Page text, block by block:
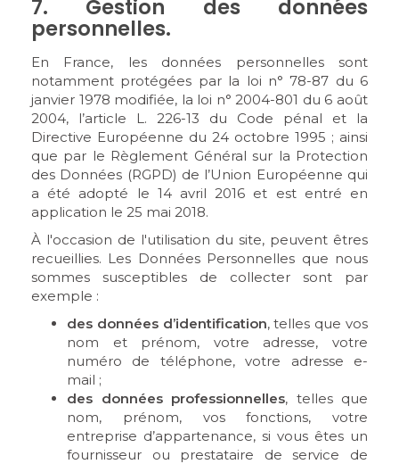
7. Gestion des données
personnelles.
En France, les données personnelles sont
notamment protégées par la loi n° 78-87 du 6
janvier 1978 modifiée, la loi n° 2004-801 du 6 août
2004, l’article L. 226-13 du Code pénal et la
Directive Européenne du 24 octobre 1995 ; ainsi
que par le Règlement Général sur la Protection
des Données (RGPD) de l’Union Européenne qui
a été adopté le 14 avril 2016 et est entré en
application le 25 mai 2018.
À l'occasion de l'utilisation du site, peuvent êtres
recueillies. Les Données Personnelles que nous
sommes susceptibles de collecter sont par
exemple :
des données d’identification, telles que vos
nom et prénom, votre adresse, votre
numéro de téléphone, votre adresse e-
mail ;
des données professionnelles, telles que
nom, prénom, vos fonctions, votre
entreprise d’appartenance, si vous êtes un
fournisseur ou prestataire de service de